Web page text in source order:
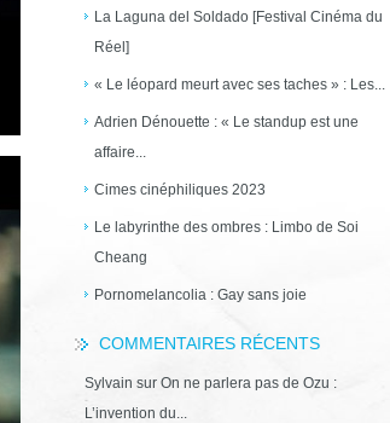
La Laguna del Soldado [Festival Cinéma du
Réel]
« Le léopard meurt avec ses taches » : Les...
Adrien Dénouette : « Le standup est une
affaire...
Cimes cinéphiliques 2023
Le labyrinthe des ombres : Limbo de Soi
Cheang
Pornomelancolia : Gay sans joie
COMMENTAIRES RÉCENTS
Sylvain sur On ne parlera pas de Ozu :
L’invention du...